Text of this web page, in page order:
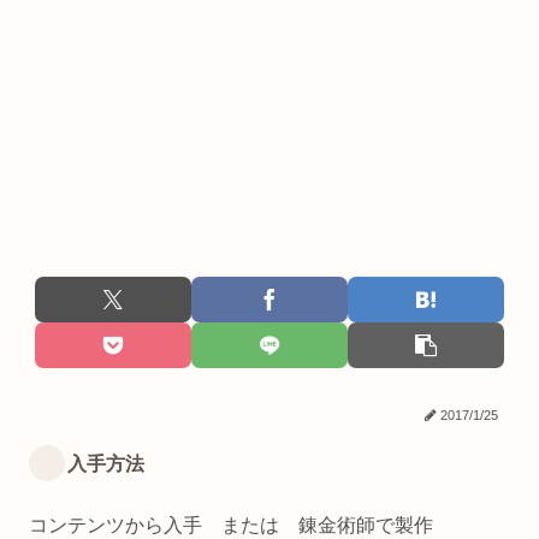
2017/1/25
入手方法
コンテンツから入手 または 錬金術師で製作